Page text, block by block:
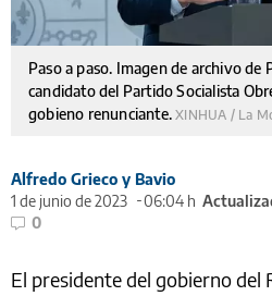
Paso a paso. Imagen de archivo de
candidato del Partido Socialista
gobieno renunciante.XINHUA / La
Alfredo Grieco y Bavio
1 de junio de 2023
06:04 h
0
El presidente del gobierno del